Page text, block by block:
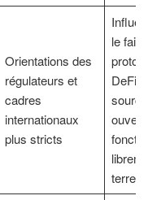
Orientations des
régulateurs et
cadres
internationaux
plus stricts
le fait
DeFi à
source
terre